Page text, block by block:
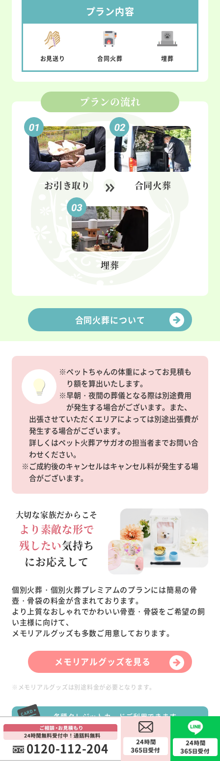
プラン内容
お見送り 合同火葬 埋葬
プランの流れ
お引き取り 合同火葬
埋葬
合同火葬について
※ペットちゃんの体重によってお見積も
り額を算出いたします。
※早朝・夜間の葬儀となる際は別途費用
が発生する場合がございます。また、
出張させていただくエリアによっては別途出張費が
発生する場合がございます。
詳しくはペット火葬アサガオの担当者までお問い合
わせください。
※ご成約後のキャンセルはキャンセル料が発生する場
合がございます。
大切な家族だからこそ
より素敵な形で
残したい気持ち
にお応えして
個別火葬・個別火葬プレミアムのプランには簡易の骨
壺・骨袋の料金が含まれております。
より上質なおしゃれでかわいい骨壺・骨袋をご希望の飼
い主様に向けて、
メモリアルグッズも多数ご用意しております。
メモリアルグッズを見る
※メモリアルグッズは別途料金が必要となります。
各種クレジットカードご利用できます
0120-112-204